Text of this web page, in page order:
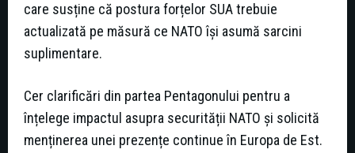
care susține că postura forțelor SUA trebuie
actualizată pe măsură ce NATO își asumă sarcini
suplimentare.
Cer clarificări din partea Pentagonului pentru a
înțelege impactul asupra securității NATO și solicită
menținerea unei prezențe continue în Europa de Est.